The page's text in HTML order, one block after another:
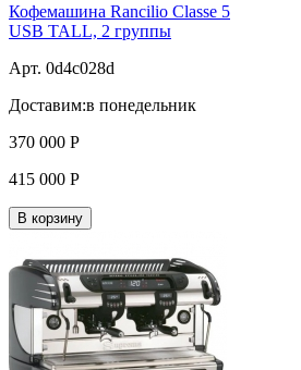
Кофемашина Rancilio Classe 5
USB TALL, 2 группы
Арт. 0d4c028d
Доставим:в понедельник
370 000 Р
415 000 Р
В корзину